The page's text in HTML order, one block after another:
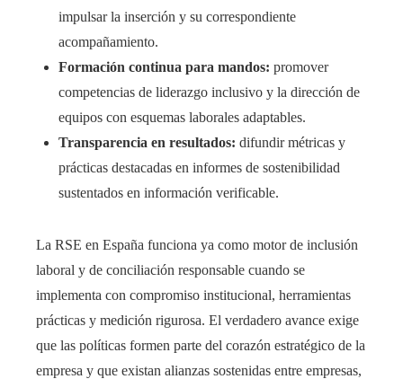
impulsar la inserción y su correspondiente
acompañamiento.
Formación continua para mandos: promover
competencias de liderazgo inclusivo y la dirección de
equipos con esquemas laborales adaptables.
Transparencia en resultados: difundir métricas y
prácticas destacadas en informes de sostenibilidad
sustentados en información verificable.
La RSE en España funciona ya como motor de inclusión
laboral y de conciliación responsable cuando se
implementa con compromiso institucional, herramientas
prácticas y medición rigurosa. El verdadero avance exige
que las políticas formen parte del corazón estratégico de la
empresa y que existan alianzas sostenidas entre empresas,